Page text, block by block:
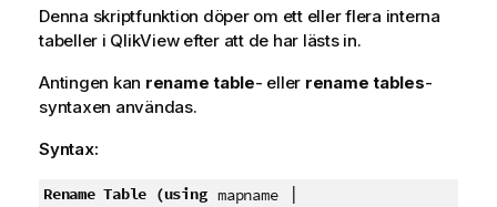
Denna skriptfunktion döper om ett eller flera interna
tabeller i QlikViewefter att de har lästs in.
Antingen kan rename table- eller rename tables-
syntaxen användas.
Syntax:
Rename Table (using mapname|